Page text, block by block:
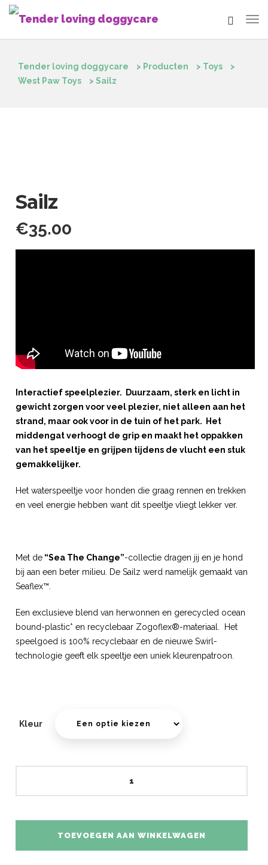
Tender loving doggycare > Producten > Toys
>
West Paw Toys
> Sailz
Sailz
€35.00
Interactief speelplezier. Duurzaam, sterk en licht in
gewicht zorgen voor veel plezier, niet alleen aan het
strand, maar ook voor in de tuin of het park. Het
middengat verhoogt de grip en maakt het oppakken
van het speeltje en grijpen tijdens de vlucht een stuk
gemakkelijker.
Het waterspeeltje voor honden die graag rennen en trekken
en veel energie hebben want dit speeltje vliegt lekker ver.
Met de “Sea The Change”-collectie dragen jij en je hond
bij aan een beter milieu. De Sailz werd namelijk gemaakt van
Seaflex™.
Een exclusieve blend van herwonnen en gerecycled ocean
bound-plastic* en recyclebaar Zogoflex®-materiaal. Het
speelgoed is 100% recyclebaar en de nieuwe Swirl-
technologie geeft elk speeltje een uniek kleurenpatroon.
Kleur
TOEVOEGEN AAN WINKELWAGEN